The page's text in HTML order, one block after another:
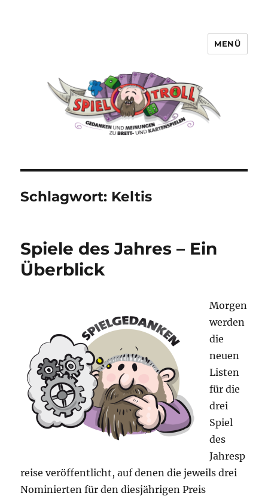
MENÜ
Schlagwort: Keltis
Spiele des Jahres – Ein
Überblick
Morgen
werden
die
neuen
Listen
für die
drei
Spiel
des
Jahresp
reise veröffentlicht, auf denen die jeweils drei
Nominierten für den diesjährigen Preis